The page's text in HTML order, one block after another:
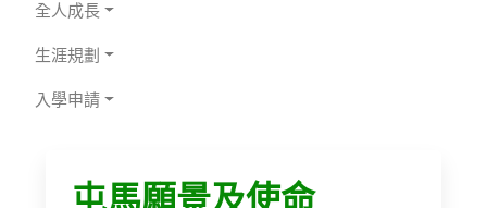
全人成長
生涯規劃
入學申請